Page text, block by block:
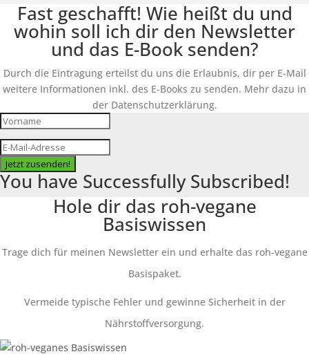
Fast geschafft! Wie heißt du und
wohin soll ich dir den Newsletter
und das E-Book senden?
Durch die Eintragung erteilst du uns die Erlaubnis, dir per E-Mail
weitere Informationen inkl. des E-Books zu senden. Mehr dazu in
der Datenschutzerklärung.
Jetzt zusenden!
You have Successfully Subscribed!
Hole dir das roh-vegane
Basiswissen
Trage dich für meinen Newsletter ein und erhalte das roh-vegane
Basispaket.
Vermeide typische Fehler und gewinne Sicherheit in der
Nährstoffversorgung.